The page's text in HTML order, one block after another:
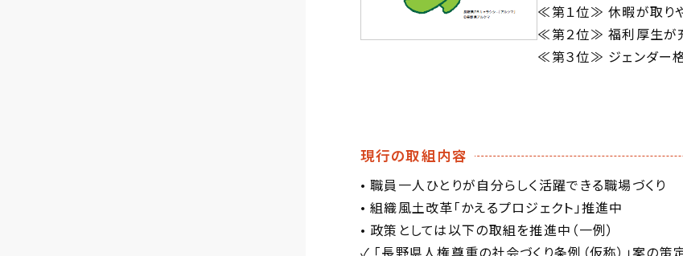
≪第１位≫ 休暇が取りや
≪第２位≫ 福利厚生が
≪第３位≫ ジェンダー
現行の取組内容
• 職員一人ひとりが自分らしく活躍できる職場づくり
• 組織風土改革「かえるプロジェクト」推進中
• 政策としては以下の取組を推進中（一例）